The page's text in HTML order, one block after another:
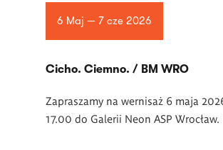
6 Maj — 7 cze 2026
Cicho. Ciemno. / BM WRO
Zapraszamy na wernisaż 6 maja
17.00 do Galerii Neon ASP Wrocław.